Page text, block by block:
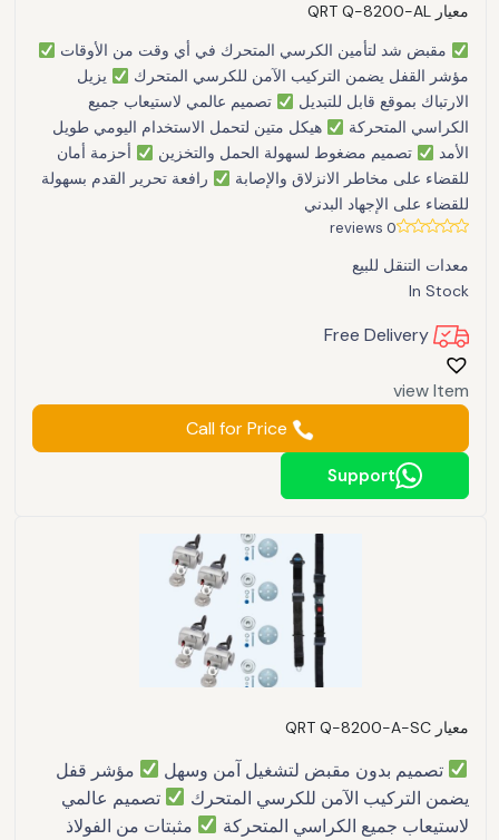
معيار QRT Q-8200-AL
مقبض شد لتأمين الكرسي المتحرك في أي وقت من الأوقات
مؤشر القفل يضمن التركيب الآمن للكرسي المتحرك
يزيل
الارتباك بموقع قابل للتبديل
تصميم عالمي لاستيعاب جميع
الكراسي المتحركة
هيكل متين لتحمل الاستخدام اليومي طويل
الأمد
تصميم مضغوط لسهولة الحمل والتخزين
أحزمة أمان
للقضاء على مخاطر الانزلاق والإصابة
رافعة تحرير القدم بسهولة
للقضاء على الإجهاد البدني
0 reviews
معدات التنقل للبيع
In Stock
Free Delivery
view Item
Support
معيار QRT Q-8200-A-SC
تصميم بدون مقبض لتشغيل آمن وسهل
مؤشر قفل
يضمن التركيب الآمن للكرسي المتحرك
تصميم عالمي
لاستيعاب جميع الكراسي المتحركة
مثبتات من الفولاذ